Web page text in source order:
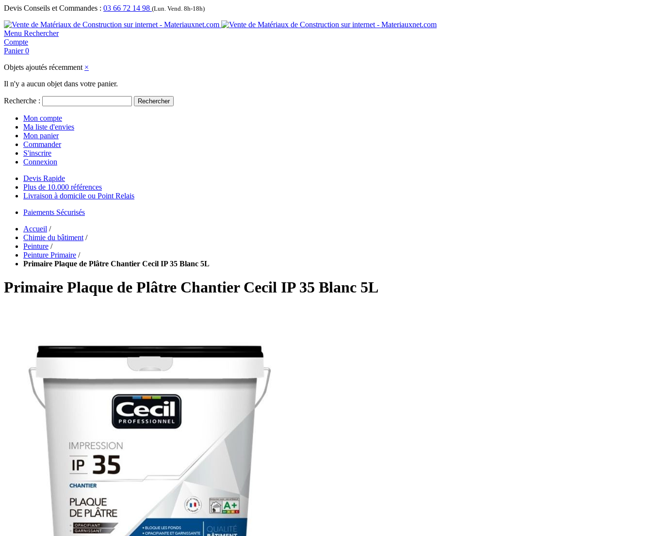
Devis Conseils et Commandes : 03 66 72 14 98 (Lun. Vend. 8h-18h)
Menu Rechercher
Compte
Panier 0
Objets ajoutés récemment ×
Il n'y a aucun objet dans votre panier.
Recherche : Rechercher
Mon compte
Ma liste d'envies
Mon panier
Commander
S'inscrire
Connexion
Devis Rapide
Plus de 10.000 références
Livraison à domicile ou Point Relais
Paiements Sécurisés
Accueil /
Chimie du bâtiment /
Peinture /
Peinture Primaire /
Primaire Plaque de Plâtre Chantier Cecil IP 35 Blanc 5L
Primaire Plaque de Plâtre Chantier Cecil IP 35 Blanc 5L